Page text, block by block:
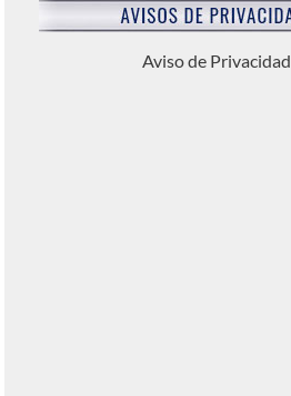
Aviso de Privacidad